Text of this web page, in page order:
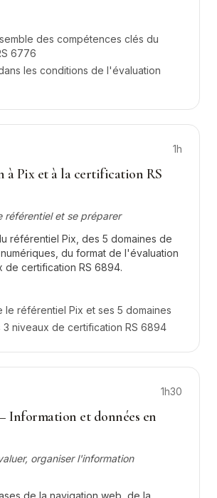
des compétences clés du
6776
les conditions de l'évaluation
1h
Pix et à la certification RS
référentiel et se préparer
référentiel Pix, des 5 domaines de
du format de l'évaluation
de certification RS 6894.
le référentiel Pix et ses 5 domaines
3 niveaux de certification RS 6894
1h30
Information et données en
organiser l'information
de la navigation web, de la